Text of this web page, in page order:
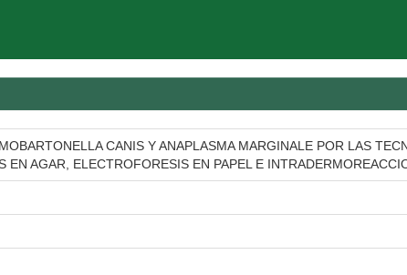
CANIS Y ANAPLASMA MARGINALE POR LAS
AGAR, ELECTROFORESIS EN PAPEL E